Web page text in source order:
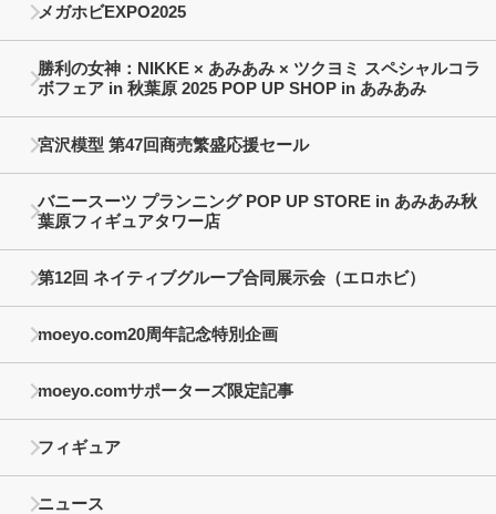
メガホビEXPO2025
勝利の女神：NIKKE × あみあみ × ツクヨミ スペシャルコラ
ボフェア in 秋葉原 2025 POP UP SHOP in あみあみ
宮沢模型 第47回商売繁盛応援セール
バニースーツ プランニング POP UP STORE in あみあみ秋
葉原フィギュアタワー店
第12回 ネイティブグループ合同展示会（エロホビ）
moeyo.com20周年記念特別企画
moeyo.comサポーターズ限定記事
フィギュア
ニュース